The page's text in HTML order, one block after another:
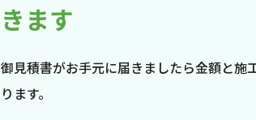
きます
御見積書がお手元に届きましたら金額と施
ります。